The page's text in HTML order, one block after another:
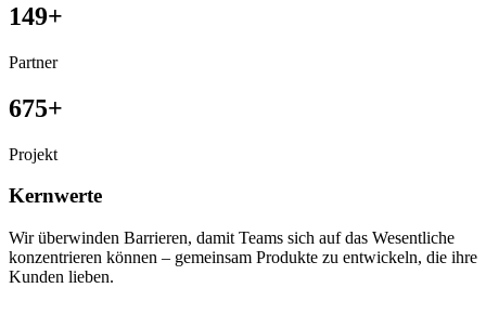
149+
Partner
675+
Projekt
Kernwerte
Wir überwinden Barrieren, damit Teams sich auf das Wesentliche
konzentrieren können – gemeinsam Produkte zu entwickeln, die ihre
Kunden lieben.